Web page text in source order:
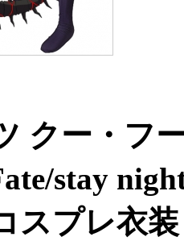
クー・フ
stay
スプレ衣